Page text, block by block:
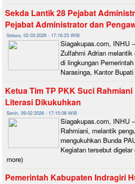
Sekda Lantik 28 Pejabat
Pejabat Administrator dan
Selasa, 02-03-2026 - 17:16:23 WIB
Siagakupas.com, INHU
Zulfahmi Adrian
di lingkungan
Narasinga, Kantor
Ketua Tim TP PKK Suci
Literasi Dikukuhkan
Senin, 09-02-2026 - 17:15:08 WIB
Siagakupas.com, INHU
Rahmiani, melantik
mengukuhkan Bunda
Kegiatan tersebut
more)
Pemerintah Kabupaten Indragiri